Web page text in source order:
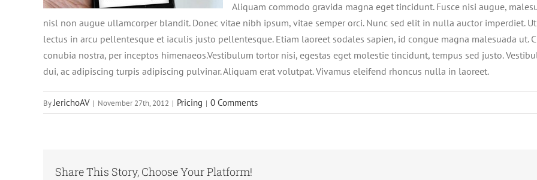
Aliquam commodo gravida magna eget tincidunt. Fusce nisi augue,
nisl non augue ullamcorper blandit. Donec vitae nibh ipsum, vitae semper orci. Nunc sed elit in nulla auctor imperdiet.
lectus in arcu pellentesque et iaculis justo pellentesque. Etiam laoreet sodales sapien, id congue magna malesuada ut.
conubia nostra, per inceptos himenaeos.Vestibulum tortor nisi, egestas eget molestie tincidunt, tempus sed justo.
dui, ac adipiscing turpis adipiscing pulvinar. Aliquam erat volutpat. Vivamus eleifend rhoncus nulla in laoreet.
ByJerichoAV | November 27th, 2012 | Pricing | 0 Comments
Share This Story, Choose Your Platform!